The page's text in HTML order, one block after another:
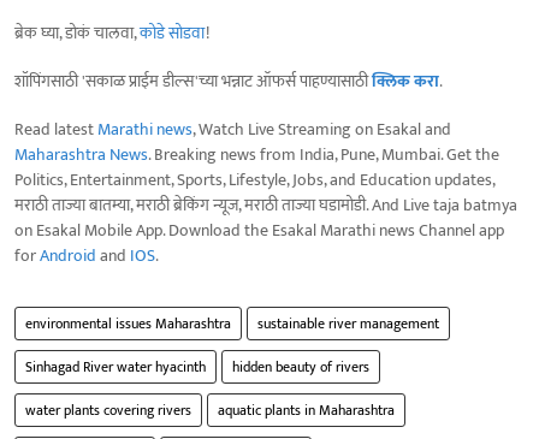
ब्रेक घ्या, डोकं चालवा,कोडे सोडवा!
शॉपिंगसाठी 'सकाळ प्राईम डील्स'च्या भन्नाट ऑफर्स पाहण्यासाठीक्लिक करा.
Read latestMarathi news, Watch Live Streaming on Esakal and
Maharashtra News. Breaking news from India, Pune, Mumbai. Get the
Politics, Entertainment, Sports, Lifestyle, Jobs, and Education updates,
मराठी ताज्या बातम्या, मराठी ब्रेकिंग न्यूज, मराठी ताज्या घडामोडी. And Live taja batmya
on Esakal Mobile App. Download the Esakal Marathi news Channel app
forAndroidand IOS.
environmental issues Maharashtra
sustainable river management
Sinhagad River water hyacinth
hidden beauty of rivers
water plants covering rivers
aquatic plants in Maharashtra